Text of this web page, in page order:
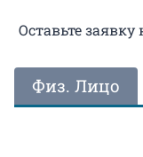
Оставьте
Физ. Лицо